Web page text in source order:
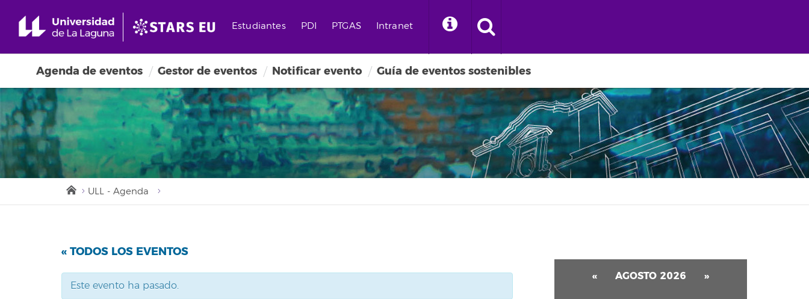
Estudiantes PDI PTGAS Intranet
Agenda de eventos Gestor de eventos Notificar evento Guía de eventos sostenibles
ULL - Agenda
« TODOS LOS EVENTOS
Este evento ha pasado.
« AGOSTO 2026 »